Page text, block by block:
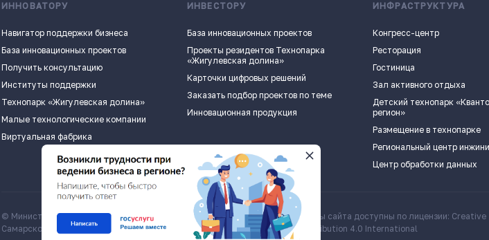
ИННОВАТОРУ
Навигатор поддержки бизнеса
База инновационных проектов
Получить консультацию
Институты поддержки
Технопарк «Жигулевская долина»
Малые технологические компании
Виртуальная фабрика
ИНВЕСТОРУ
База инновационных проектов
Проекты резидентов Технопарка
«Жигулевская долина»
Карточки цифровых решений
Заказать подбор проектов по теме
Инновационная продукция
ИНФРАСТРУКТУРА
Конгресс-центр
Ресторация
Гостиница
Зал активного отдыха
Детский технопарк
регион»
Размещение в технопарке
Региональный центр
Центр обработки данных
© Министерство экономического развития и инвестиций
Самарской области, economy.samregion.ru, 2026
Все материалы сайта доступны по лицензии: Creative
Commons Attribution 4.0 International